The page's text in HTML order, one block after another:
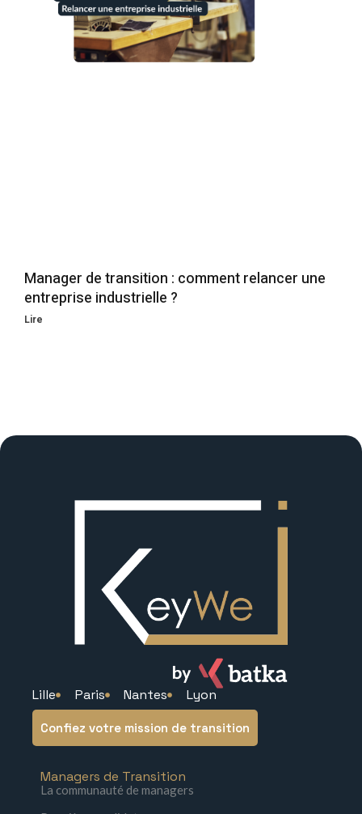
Manager de transition : comment relancer une
entreprise industrielle ?
Lire
Lille Paris Nantes Lyon
Confiez votre mission de transition
Managers de Transition
La communauté de managers